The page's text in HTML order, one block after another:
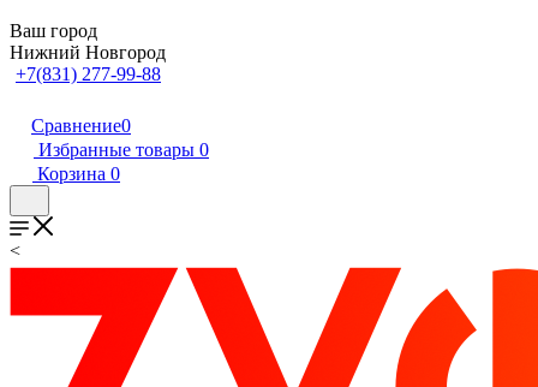
Ваш город
Нижний Новгород
+7(831) 277-99-88
Сравнение0
Избранные товары 0
Корзина 0
<